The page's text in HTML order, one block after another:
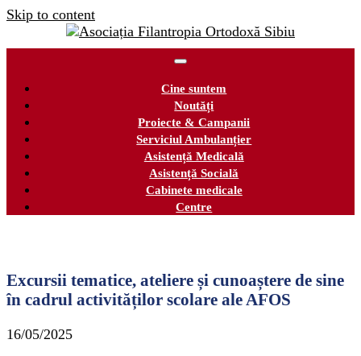
Skip to content
Cine suntem
Noutăți
Proiecte & Campanii
Serviciul Ambulanțier
Asistență Medicală
Asistență Socială
Cabinete medicale
Centre
Excursii tematice, ateliere și cunoaștere de sine
în cadrul activităților scolare ale AFOS
16/05/2025